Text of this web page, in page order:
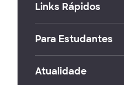
Links Rápidos
Para Estudantes
Atualidade